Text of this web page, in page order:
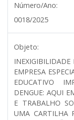
Número/Ano:
0018/2025
Objeto:
EMPRESA
EDUCATIVO
DENGUE: AQUI
E TRABALHO
UMA CARTILHA